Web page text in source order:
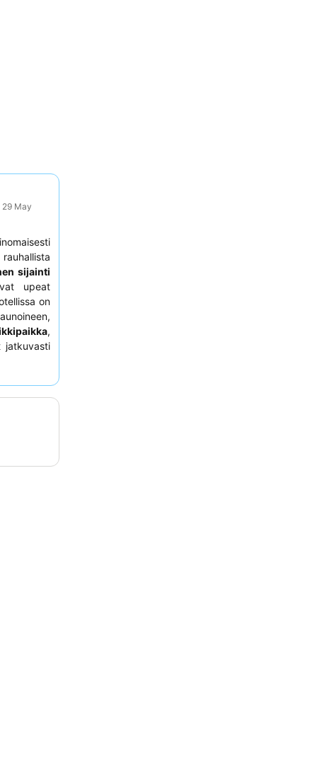
May
sijainti
upeat
on
,
jatkuvasti